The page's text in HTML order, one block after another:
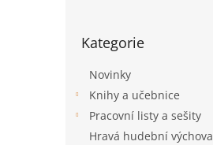
kategorie
Kategorie
Novinky
Knihy a učebnice
Pracovní listy a sešity
Hravá hudební výchova